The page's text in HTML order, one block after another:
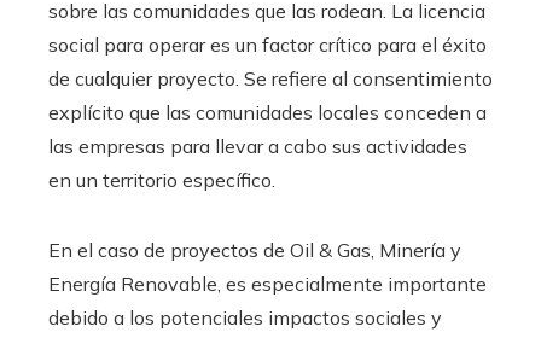
sobre las comunidades que las rodean. La licencia
social para operar es un factor crítico para el éxito
de cualquier proyecto. Se refiere al consentimiento
explícito que las comunidades locales conceden a
las empresas para llevar a cabo sus actividades
en un territorio específico.
En el caso de proyectos de Oil & Gas, Minería y
Energía Renovable, es especialmente importante
debido a los potenciales impactos sociales y